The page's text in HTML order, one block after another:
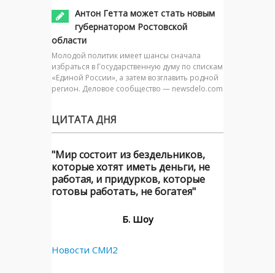
Антон Гетта может стать новым
губернатором Ростовской
области
Молодой политик имеет шансы сначала
избраться в Государственную думу по спискам
«Единой России», а затем возглавить родной
регион. Деловое сообщество — newsdelo.com
ЦИТАТА ДНЯ
"Мир состоит из бездельников,
которые хотят иметь деньги, не
работая, и придурков, которые
готовы работать, не богатея"
Б. Шоу
Новости СМИ2